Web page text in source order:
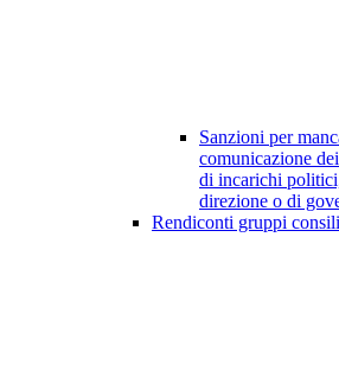
Sanzioni per
comunicazione
di incarichi
direzione o di
Rendiconti gruppi